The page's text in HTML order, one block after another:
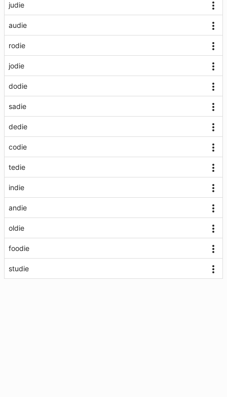
judie
audie
rodie
jodie
dodie
sadie
dedie
codie
tedie
indie
andie
oldie
foodie
studie